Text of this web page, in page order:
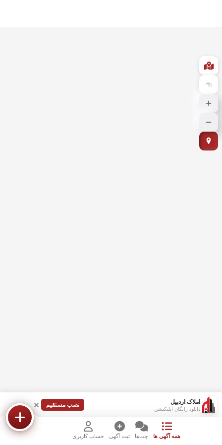
املاک اردبیل
دانلود رایگان اپلیکیشن
نصب مستقیم
همه آگهی ها چت‌ها ثبت آگهی حساب کاربری